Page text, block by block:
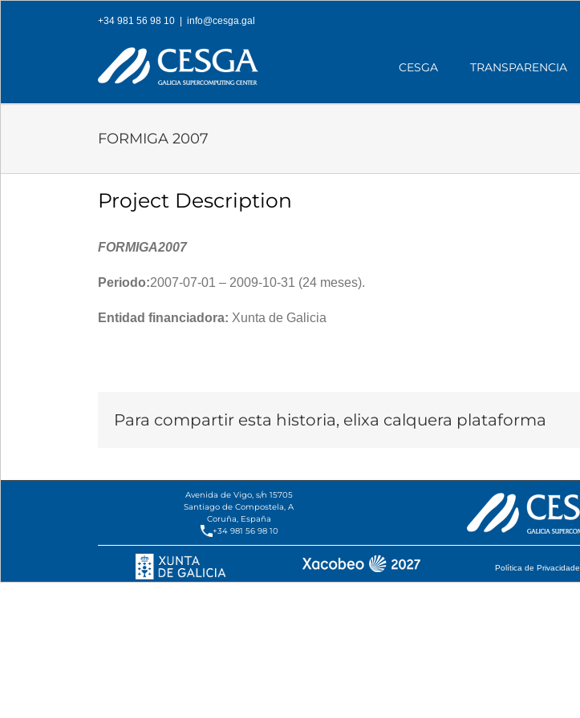
+34 981 56 98 10 info@cesga.gal
CESGA TRANSPARENCIA
FORMIGA 2007
Project Description
FORMIGA2007
Periodo:2007-07-01 – 2009-10-31 (24 meses).
Entidad financiadora: Xunta de Galicia
Para compartir esta historia, elixa calquera plataforma
Avenida de Vigo, s/n 15705
Santiago de Compostela, A
Coruña, España
+34 981 56 98 10
Política de Privacidade